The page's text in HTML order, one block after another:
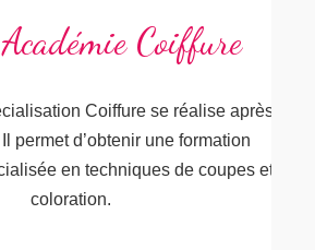
Coiffure
Coiffure se réalise après le
permet d’obtenir une formation
en techniques de coupes et de
coloration.